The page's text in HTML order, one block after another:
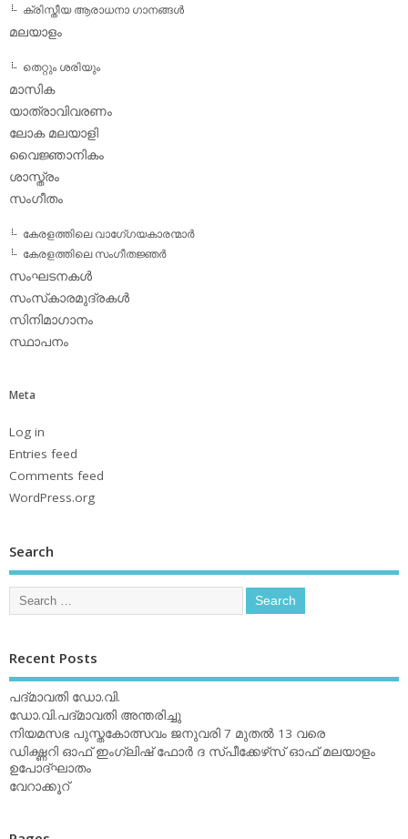
ക്രിസ്തീയ ആരാധനാ ഗാനങ്ങള്‍
മലയാളം
തെറ്റും ശരിയും
മാസിക
യാത്രാവിവരണം
ലോക മലയാളി
വൈജ്ഞാനികം
ശാസ്ത്രം
സംഗീതം
കേരളത്തിലെ വാഗേ്ഗയകാരന്മാര്‍
കേരളത്തിലെ സംഗീതജ്ഞര്‍
സംഘടനകള്‍
സംസ്‌കാരമുദ്രകള്‍
സിനിമാഗാനം
സ്ഥാപനം
Meta
Log in
Entries feed
Comments feed
WordPress.org
Search
Recent Posts
പദ്മാവതി ഡോ.വി.
ഡോ.വി.പദ്മാവതി അന്തരിച്ചു
നിയമസഭ പുസ്തകോത്സവം ജനുവരി 7 മുതല്‍ 13 വരെ
ഡിക്ഷ്ണറി ഓഫ് ഇംഗ്ലിഷ് ഫോര്‍ ദ സ്പീക്കേഴ്‌സ് ഓഫ് മലയാളം
ഉപോദ്ഘാതം
വേറാക്കൂറ്